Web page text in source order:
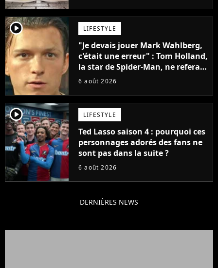
player2 LIFESTYLE
"Je devais jouer Mark Wahlberg,
c'était une erreur" : Tom Holland,
la star de Spider-Man, ne referait
pas ce blockbuster
6 août 2026
player2 LIFESTYLE
Ted Lasso saison 4 : pourquoi ces
personnages adorés des fans ne
sont pas dans la suite ?
6 août 2026
DERNIÈRES NEWS